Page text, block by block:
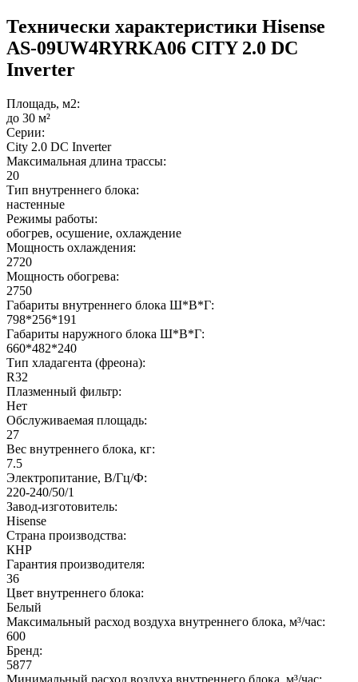
Технически характеристики Hisense
AS-09UW4RYRKA06 CITY 2.0 DC
Inverter
Площадь, м2:
до 30 м²
Серии:
City 2.0 DC Inverter
Максимальная длина трассы:
20
Тип внутреннего блока:
настенные
Режимы работы:
обогрев, осушение, охлаждение
Мощность охлаждения:
2720
Мощность обогрева:
2750
Габариты внутреннего блока Ш*В*Г:
798*256*191
Габариты наружного блока Ш*В*Г:
660*482*240
Тип хладагента (фреона):
R32
Плазменный фильтр:
Нет
Обслуживаемая площадь:
27
Вес внутреннего блока, кг:
7.5
Электропитание, В/Гц/Ф:
220-240/50/1
Завод-изготовитель:
Hisense
Страна производства:
КНР
Гарантия производителя:
36
Цвет внутреннего блока:
Белый
Максимальный расход воздуха внутреннего блока, м³/час:
600
Бренд:
5877
Минимальный расход воздуха внутреннего блока, м³/час: